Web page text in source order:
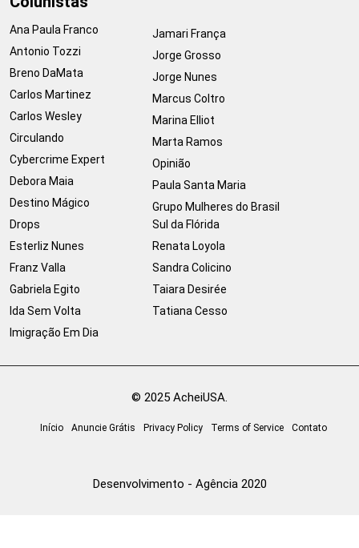
Ana Paula Franco
Antonio Tozzi
Breno DaMata
Carlos Martinez
Carlos Wesley
Circulando
Cybercrime Expert
Debora Maia
Destino Mágico
Drops
Esterliz Nunes
Franz Valla
Gabriela Egito
Ida Sem Volta
Imigração Em Dia
Jamari França
Jorge Grosso
Jorge Nunes
Marcus Coltro
Marina Elliot
Marta Ramos
Opinião
Paula Santa Maria
Grupo Mulheres do Brasil
Sul da Flórida
Renata Loyola
Sandra Colicino
Taiara Desirée
Tatiana Cesso
© 2025 AcheiUSA.
Início Anuncie Grátis Privacy Policy Terms of Service Contato
Desenvolvimento - Agência 2020